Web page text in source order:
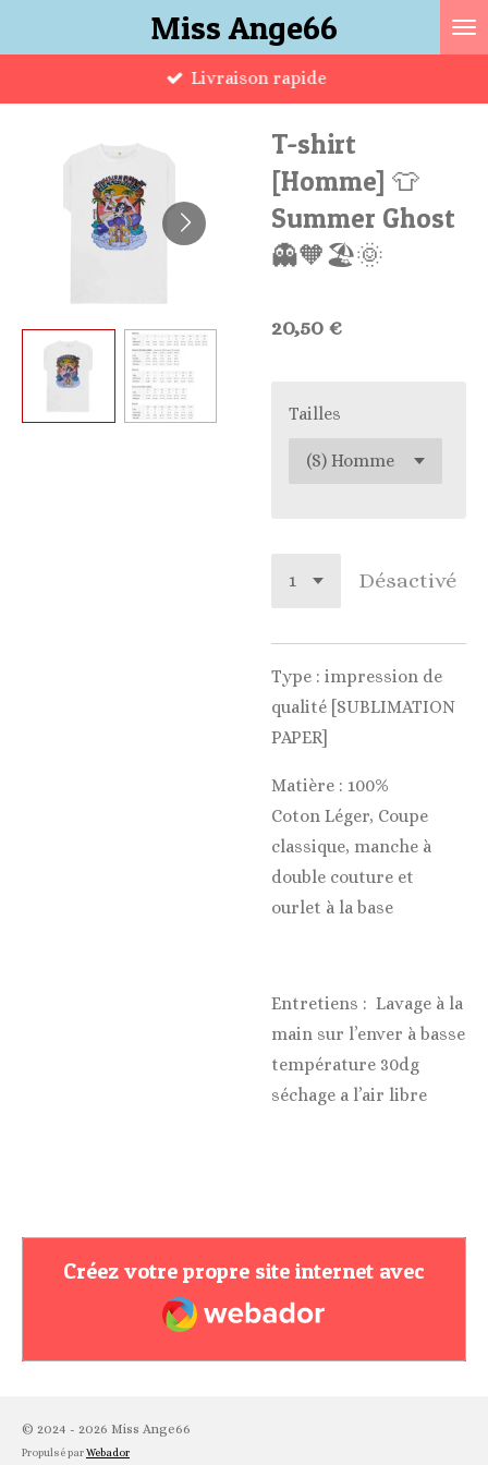
au
Miss Ange66
Livraison rapide
T-shirt
[Homme] 👕
Summer Ghost
👻🧡🏖🌞
20,50 €
Tailles
Désactivé
Type : impression de
qualité [SUBLIMATION
PAPER]
Matière : 100%
Coton Léger, Coupe
classique, manche à
double couture et
ourlet à la base
Entretiens : Lavage à la
main sur l’enver à basse
température 30dg
séchage a l’air libre
Créez votre propre site internet avec
Webador
© 2024 - 2026 Miss Ange66
Propulsé parWebador